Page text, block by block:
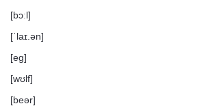
[bɔːl]
[ˈlaɪ.ən]
[eɡ]
[wʊlf]
[​​beər]